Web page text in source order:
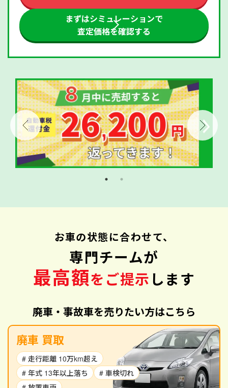
まずはシミュレーションで
査定価格を確認する
お車の状態に合わせて、
専門チームが
最高額をご提示 します
廃車・事故車を売りたい方はこちら
廃車 買取
# 走行距離 10万km超え
# 年式 13年以上落ち
# 車検切れ